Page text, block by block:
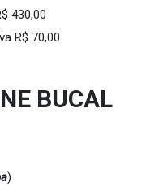
430,00
R$ 70,00
BUCAL
)